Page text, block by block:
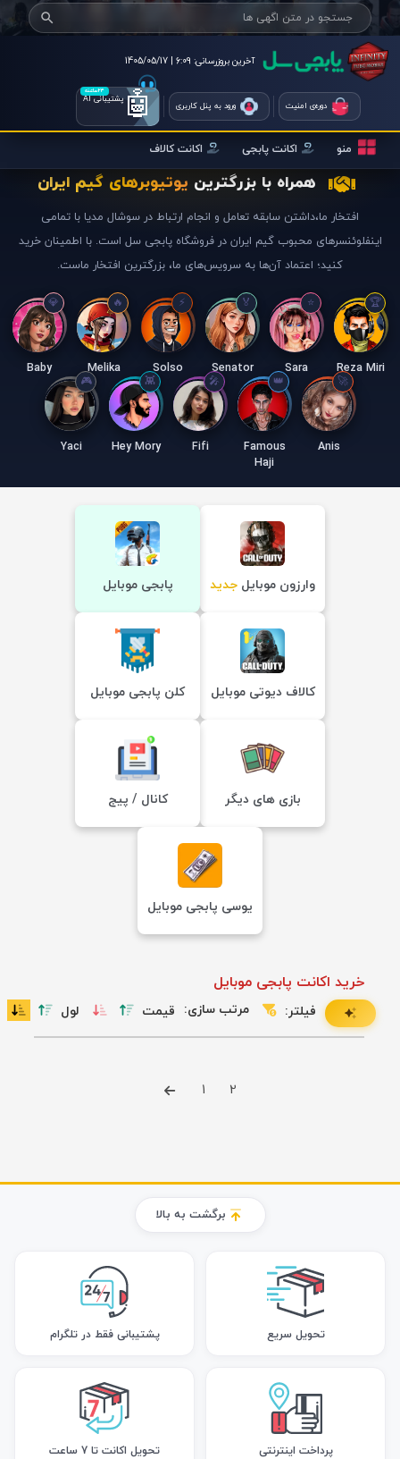
آخرین بروزرسانی: 6:09 | 1405/05/17
دوره‌ی امنیت ورود به پنل کاربری
۲۴ساعته 🤖 پشتیبانی AI
منو اکانت پابجی اکانت کالاف
همراه با بزرگترین یوتیوبرهای گیم ایران
افتخار ما،داشتن سابقه تعامل و انجام ارتباط در سوشال مدیا با تمامی
اینفلوئنسرهای محبوب گیم ایران در فروشگاه پابجی سل است. با اطمینان خرید
کنید؛ اعتماد آن‌ها به سرویس‌های ما، بزرگترین افتخار ماست.
Reza Miri
Sara
Senator
Solso
Melika
Baby
Anis
Famous
Haji
Fifi
Hey Mory
Yaci
وارزون موبایل جدید پابجی موبایل
کالاف دیوتی موبایل کلن پابجی موبایل
بازی های دیگر کانال / پیج
یوسی پابجی موبایل
خرید اکانت پابجی موبایل
فیلتر: مرتب سازی: قیمت لول
1 2
برگشت به بالا
تحویل سریع پشتیبانی فقط در تلگرام
پرداخت اینترنتی تحویل اکانت تا 7 ساعت